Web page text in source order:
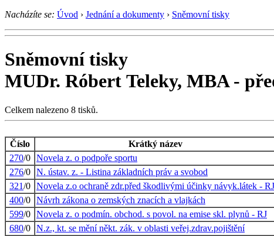
Nacházíte se: Úvod › Jednání a dokumenty › Sněmovní tisky
Sněmovní tisky
MUDr. Róbert Teleky, MBA -
Celkem nalezeno 8 tisků.
Číslo Krátký název
270/0 Novela z. o podpoře sportu
276/0 N. ústav. z. - Listina základních práv a svobod
321/0 Novela z.o ochraně zdr.před škodlivými účinky návyk.látek - RJ
400/0 Návrh zákona o zemských znacích a vlajkách
599/0 Novela z. o podmín. obchod. s povol. na emise skl. plynů - RJ
680/0 N.z., kt. se mění někt. zák. v oblasti veřej.zdrav.pojištění